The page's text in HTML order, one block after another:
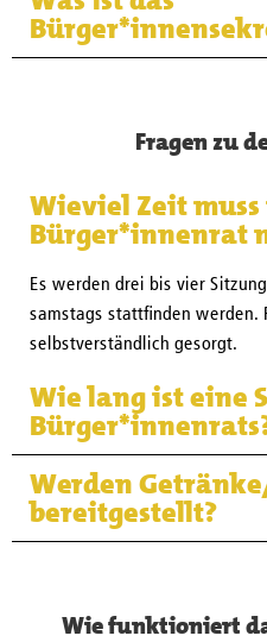
Fragen zu
Wieviel Zeit
Bürger*innenrat
Es werden drei bis vier
samstags stattfinden werden.
selbstverständlich gesorgt.
Wie lang ist eine
Werden
bereitgestellt?
Wie funktioniert